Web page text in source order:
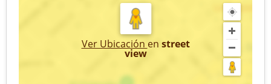
Ver Ubicación en street
view